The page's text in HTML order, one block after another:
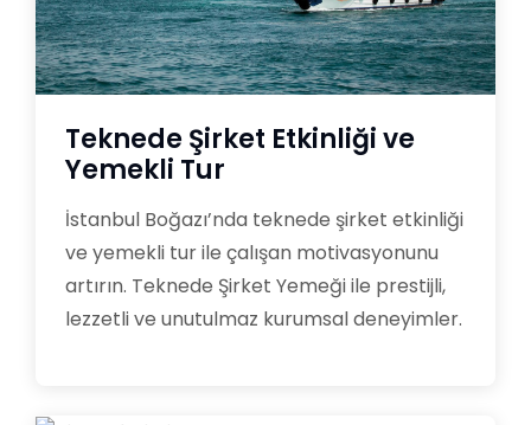
Teknede Şirket Etkinliği ve
Yemekli Tur
İstanbul Boğazı’nda teknede şirket etkinliği
ve yemekli tur ile çalışan motivasyonunu
artırın. Teknede Şirket Yemeği ile prestijli,
lezzetli ve unutulmaz kurumsal deneyimler.